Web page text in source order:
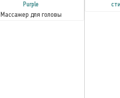
Purple
Массажер для головы